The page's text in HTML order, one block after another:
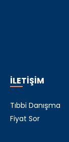
İLETİŞİM
Tıbbi Danışma
Fiyat Sor